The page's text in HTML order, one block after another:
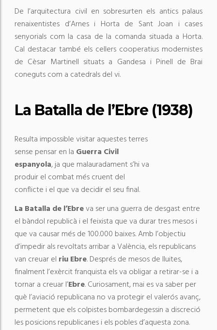
De l’arquitectura civil en sobresurten els antics palaus
renaixentistes d’Arnes i Horta de Sant Joan i cases
senyorials com la casa de la comanda situada a Horta.
Cal destacar també els cellers cooperatius modernistes
de Cèsar Martinell situats a Gandesa i Pinell de Brai
coneguts com a catedrals del vi.
La Batalla de l’Ebre (1938)
Resulta impossible visitar aquestes terres
sense pensar en la Guerra Civil
espanyola, ja que malauradament s’hi va
produir el combat més cruent del
conflicte i el que va decidir el seu final.
La Batalla de l’Ebreva ser una guerra de desgast entre
el bàndol republicà i el feixista que va durar tres mesos i
que va causar més de 100.000 baixes. Amb l’objectiu
d’impedir als revoltats arribar a València, els republicans
van creuar el riu Ebre. Després de mesos de lluites,
finalment l’exèrcit franquista els va obligar a retirar-se i a
tornar a creuar l’Ebre. Curiosament, mai es va saber per
què l’aviació republicana no va protegir el valerós avanç,
permetent que els colpistes bombardegessin a discreció
les posicions republicanes i els pobles d’aquesta zona.